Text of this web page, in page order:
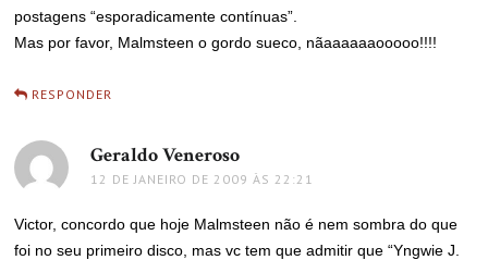
postagens “esporadicamente contínuas”.
Mas por favor, Malmsteen o gordo sueco, nãaaaaaaooooo!!!!
RESPONDER
Geraldo Veneroso
12 DE JANEIRO DE 2009 ÀS 22:21
Victor, concordo que hoje Malmsteen não é nem sombra do que
foi no seu primeiro disco, mas vc tem que admitir que “Yngwie J.